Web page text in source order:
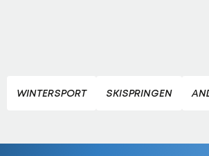
WINTERSPORT SKISPRINGEN